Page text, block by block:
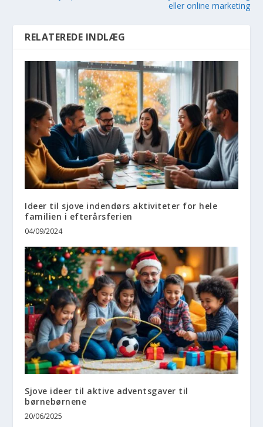
eller online marketing
RELATEREDE INDLÆG
Ideer til sjove indendørs aktiviteter for hele
familien i efterårsferien
04/09/2024
Sjove ideer til aktive adventsgaver til
børnebørnene
20/06/2025